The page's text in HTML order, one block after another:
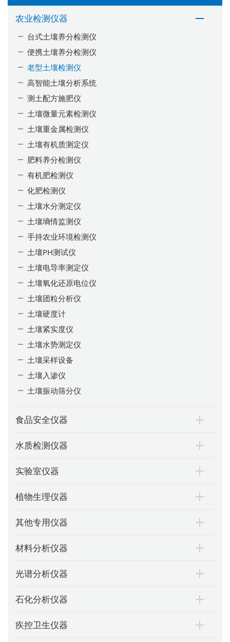
农业检测仪器
台式土壤养分检测仪
便携土壤养分检测仪
老型土壤检测仪
高智能土壤分析系统
测土配方施肥仪
土壤微量元素检测仪
土壤重金属检测仪
土壤有机质测定仪
肥料养分检测仪
有机肥检测仪
化肥检测仪
土壤水分测定仪
土壤墒情监测仪
手持农业环境检测仪
土壤PH测试仪
土壤电导率测定仪
土壤氧化还原电位仪
土壤团粒分析仪
土壤硬度计
土壤紧实度仪
土壤水势测定仪
土壤采样设备
土壤入渗仪
土壤振动筛分仪
食品安全仪器
水质检测仪器
实验室仪器
植物生理仪器
其他专用仪器
材料分析仪器
光谱分析仪器
石化分析仪器
疾控卫生仪器